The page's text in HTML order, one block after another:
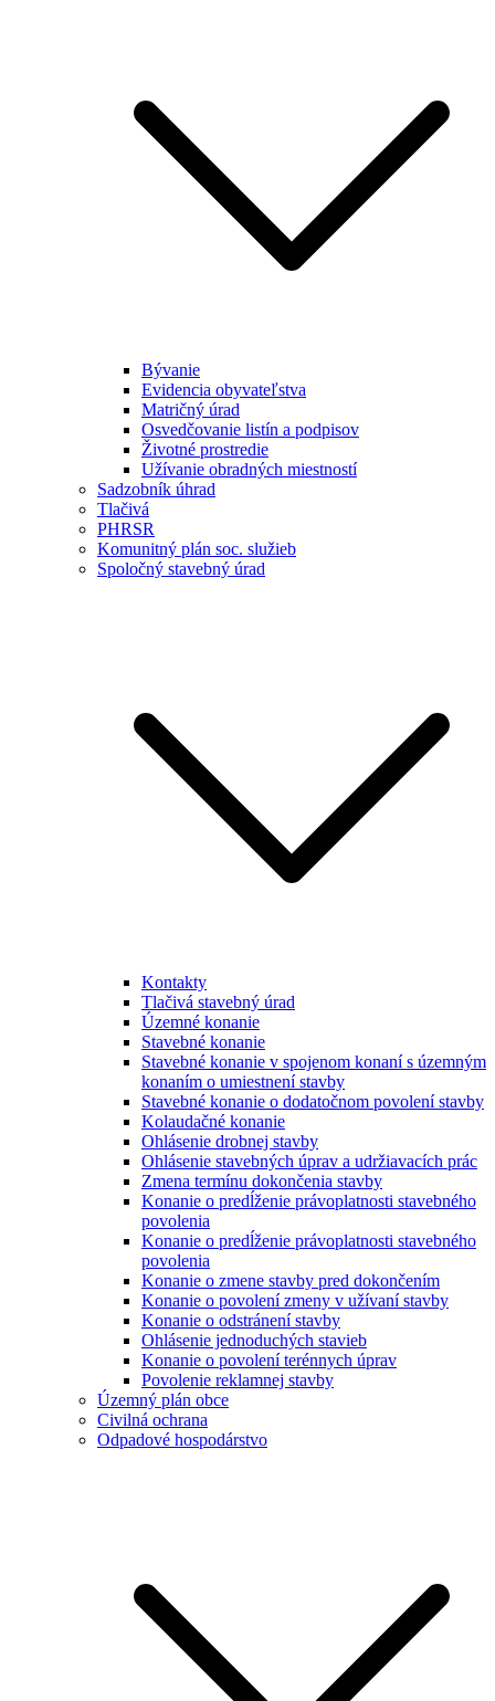
Bývanie
Evidencia obyvateľstva
Matričný úrad
Osvedčovanie listín a podpisov
Životné prostredie
Užívanie obradných miestností
Sadzobník úhrad
Tlačivá
PHRSR
Komunitný plán soc. služieb
Spoločný stavebný úrad
Kontakty
Tlačivá stavebný úrad
Územné konanie
Stavebné konanie
Stavebné konanie v spojenom konaní s územným
konaním o umiestnení stavby
Stavebné konanie o dodatočnom povolení stavby
Kolaudačné konanie
Ohlásenie drobnej stavby
Ohlásenie stavebných úprav a udržiavacích prác
Zmena termínu dokončenia stavby
Konanie o predĺženie právoplatnosti stavebného
povolenia
Konanie o predĺženie právoplatnosti stavebného
povolenia
Konanie o zmene stavby pred dokončením
Konanie o povolení zmeny v užívaní stavby
Konanie o odstránení stavby
Ohlásenie jednoduchých stavieb
Konanie o povolení terénnych úprav
Povolenie reklamnej stavby
Územný plán obce
Civilná ochrana
Odpadové hospodárstvo